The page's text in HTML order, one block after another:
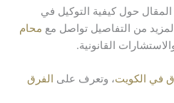
حول كيفية التوكيل في
من التفاصيل تواصل مع محام
القانونية.
في الكويت، وتعرف على الفرق